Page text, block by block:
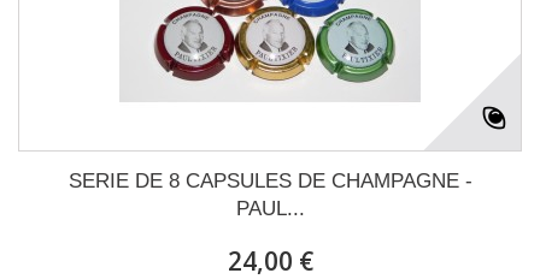
SERIE DE 8 CAPSULES DE CHAMPAGNE -
PAUL...
24,00 €